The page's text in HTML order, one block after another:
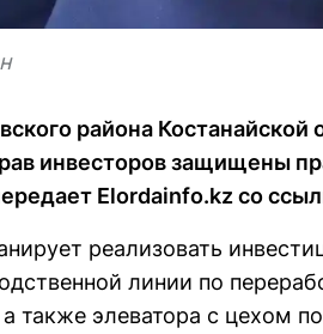
района Костанайской
инвесторов защищены
Elordainfo.kz со
реализовать
линии по
также элеватора с цехом